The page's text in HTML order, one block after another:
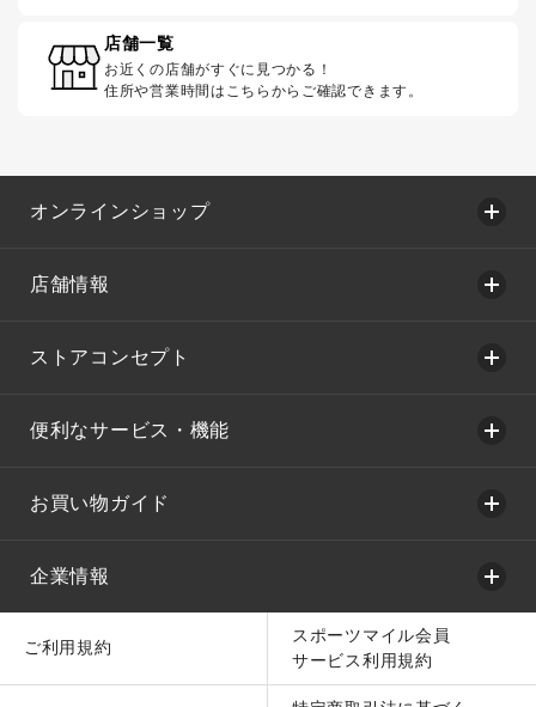
店舗一覧
お近くの店舗がすぐに見つかる！
住所や営業時間はこちらからご確認できます。
オンラインショップ
店舗情報
ストアコンセプト
便利なサービス・機能
お買い物ガイド
企業情報
ご利用規約
スポーツマイル会員
サービス利用規約